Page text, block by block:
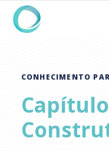
CONHECIMENTO